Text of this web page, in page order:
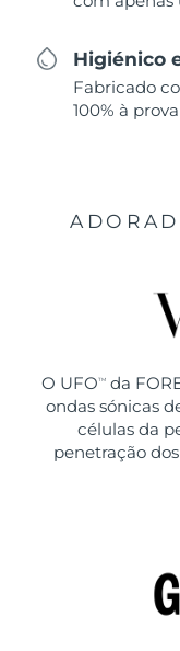
Higiénico
Fabricado
100% à
O UFO TMda
ondas sónicas
células da
penetração